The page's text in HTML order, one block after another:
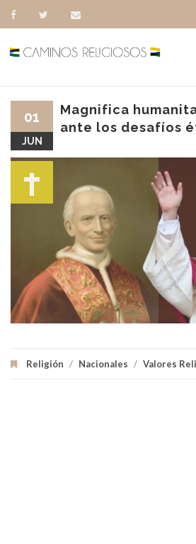
Magnifica
ante los desafíos
Religión / Nacionales / Valores
01
JUN